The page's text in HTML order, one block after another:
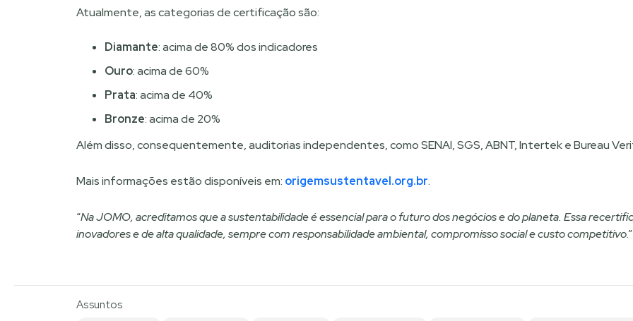
Atualmente, as categorias de certificação são:
Diamante: acima de 80% dos indicadores
Ouro: acima de 60%
Prata: acima de 40%
Bronze: acima de 20%
Além disso, consequentemente, auditorias independentes, como SENAI, SGS, ABNT, Intertek e Bureau
Mais informações estão disponíveis em: origemsustentavel.org.br.
“Na JOMO, acreditamos que a sustentabilidade é essencial para o futuro dos negócios e do planeta. Essa
inovadores e de alta qualidade, sempre com responsabilidade ambiental, compromisso social e custo competitivo
Assuntos